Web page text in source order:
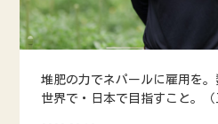
堆肥の力でネパールに雇用を。
世界で・日本で目指すこと。（